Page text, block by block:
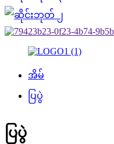
အိမ်
ပြပွဲ
ပြပွဲ